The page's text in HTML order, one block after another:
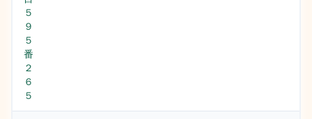
５
９
５
番
２
６
５